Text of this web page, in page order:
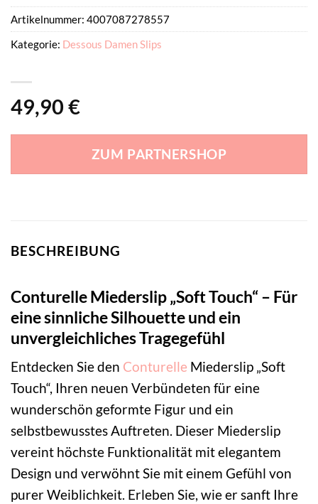
49,90 €
ZUM PARTNERSHOP
Artikelnummer: 4007087278557
Kategorie: Dessous Damen Slips
BESCHREIBUNG
Conturelle Miederslip „Soft Touch“ – Für
eine sinnliche Silhouette und ein
unvergleichliches Tragegefühl
Entdecken Sie den Conturelle Miederslip „Soft
Touch“, Ihren neuen Verbündeten für eine
wunderschön geformte Figur und ein
selbstbewusstes Auftreten. Dieser Miederslip
vereint höchste Funktionalität mit elegantem
Design und verwöhnt Sie mit einem Gefühl von
purer Weiblichkeit. Erleben Sie, wie er sanft Ihre